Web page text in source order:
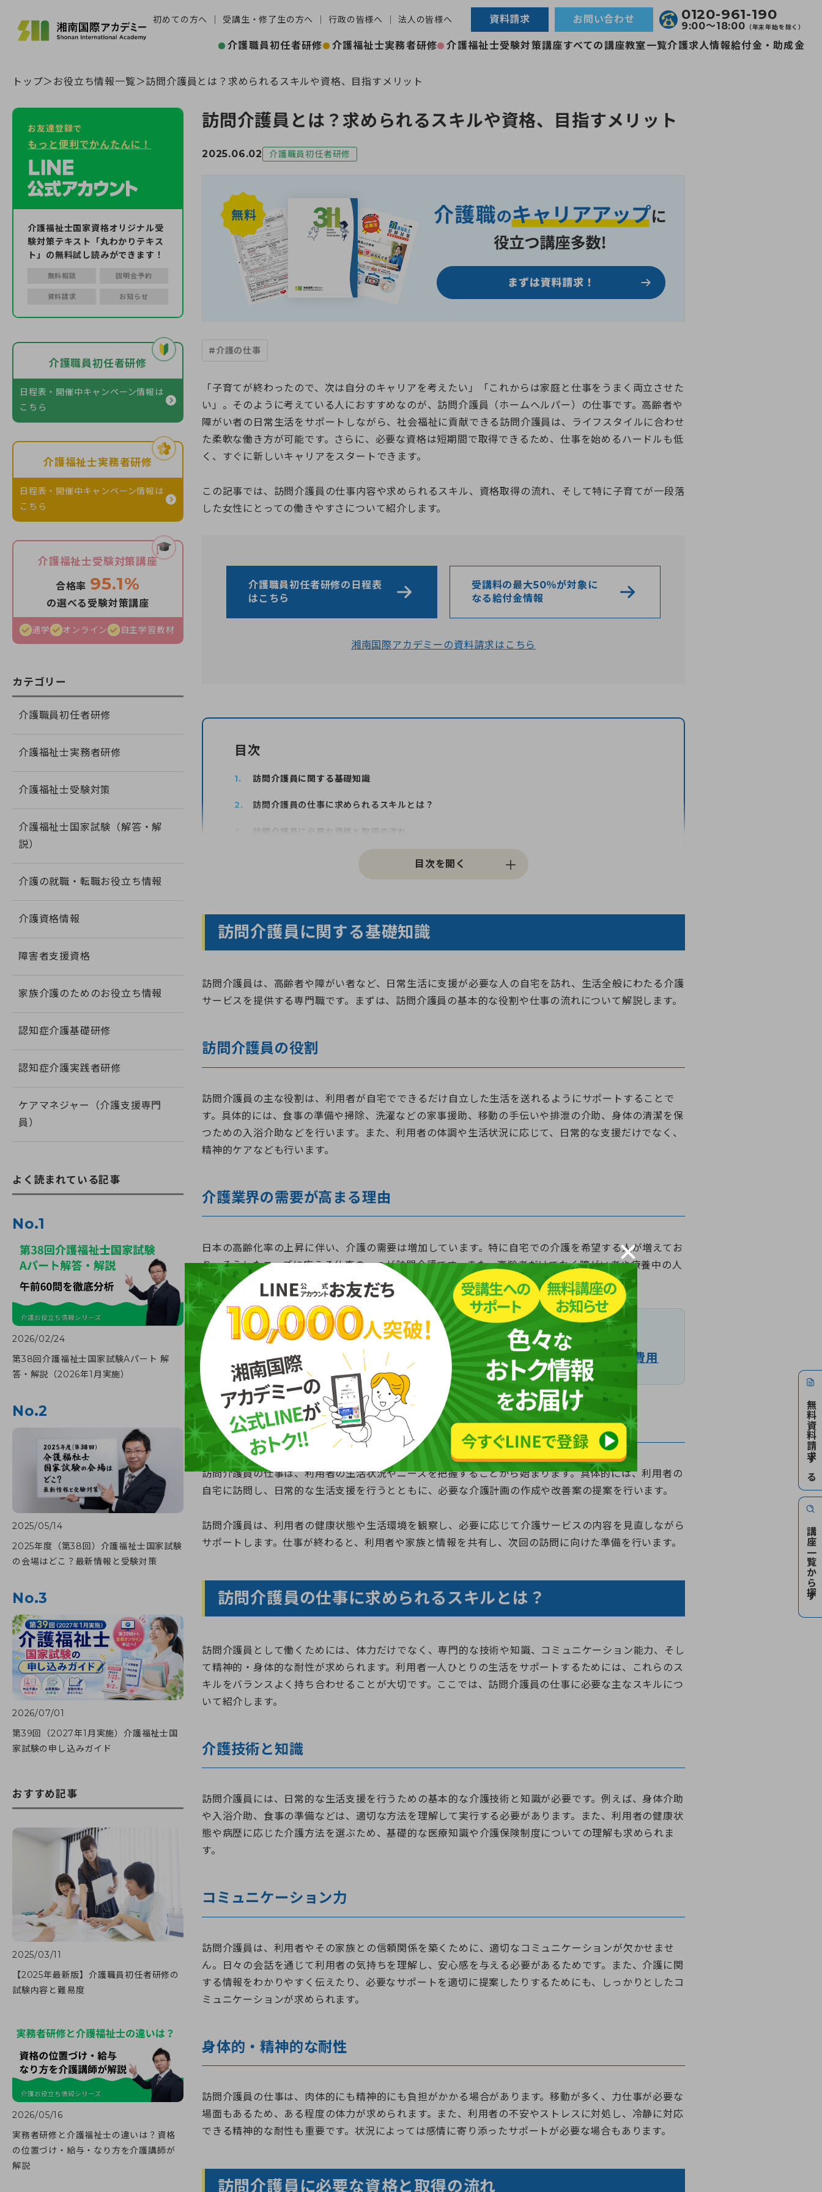
無料資料請求する
講座一覧から探す
初めての方へ 受講生・修了生の方へ 行政の皆様へ 法人の皆様へ 資料請求 お問い合わせ 0120-961-190
9:00〜18:00 （年末年始を除く）
介護職員初任者研修 介護福祉士実務者研修 介護福祉士受験対策講座すべての講座教室一覧介護求人情報給付金・助成金
トップ お役立ち情報一覧 訪問介護員とは？求められるスキルや資格、目指すメリット
お友達登録で
もっと便利でかんたんに！
介護福祉士国家資格オリジナル受
験対策テキスト「丸わかりテキス
ト」の無料試し読みができます！
無料相談 説明会予約
資料請求 お知らせ
介護職員初任者研修
日程表・開催中キャンペーン情報 は
こちら
介護福祉士実務者研修
日程表・開催中キャンペーン情報 は
こちら
介護福祉士受験対策講座
合格率 95.1%
の選べる受験対策講座
通学 オンライン 自主学習教材
カテゴリー
介護職員初任者研修
介護福祉士実務者研修
介護福祉士受験対策
介護福祉士国家試験（解答・解
説）
介護の就職・転職お役立ち情報
介護資格情報
障害者支援資格
家族介護のためのお役立ち情報
認知症介護基礎研修
認知症介護実践者研修
ケアマネジャー（介護支援専門
員）
よく読まれている記事
No.1
2026/02/24
第38回介護福祉士国家試験Aパート 解
答・解説（2026年1月実施）
No.2
2025/05/14
2025年度（第38回）介護福祉士国家試験
の会場はどこ？最新情報と受験対策
No.3
2026/07/01
第39回（2027年1月実施）介護福祉士国
家試験の申し込みガイド
おすすめ記事
2025/03/11
【2025年最新版】介護職員初任者研修の
試験内容と難易度
2026/05/16
実務者研修と介護福祉士の違いは？資格
の位置づけ・給与・なり方を介護講師が
解説
訪問介護員とは？求められるスキルや資格、目指すメリット
2025.06.02 介護職員初任者研修
#介護の仕事
「子育てが終わったので、次は自分のキャリアを考えたい」「これからは家庭と仕事をうまく両立させた
い」。そのように考えている人におすすめなのが、訪問介護員（ホームヘルパー）の仕事です。高齢者や
障がい者の日常生活をサポートしながら、社会福祉に貢献できる訪問介護員は、ライフスタイルに合わせ
た柔軟な働き方が可能です。さらに、必要な資格は短期間で取得できるため、仕事を始めるハードルも低
く、すぐに新しいキャリアをスタートできます。
この記事では、訪問介護員の仕事内容や求められるスキル、資格取得の流れ、そして特に子育てが一段落
した女性にとっての働きやすさについて紹介します。
介護職員初任者研修の日程表
はこちら
受講料の最大50％が対象に
なる給付金情報
湘南国際アカデミーの資料請求はこちら
目次
訪問介護員に関する基礎知識
訪問介護員の仕事に求められるスキルとは？
訪問介護員に必要な資格と取得の流れ
訪問介護員を目指して新しいキャリアを築こう
訪問介護員に関する基礎知識
訪問介護員は、高齢者や障がい者など、日常生活に支援が必要な人の自宅を訪れ、生活全般にわたる介護
サービスを提供する専門職です。まずは、訪問介護員の基本的な役割や仕事の流れについて解説します。
訪問介護員の役割
訪問介護員の主な役割は、利用者が自宅でできるだけ自立した生活を送れるようにサポートすることで
す。具体的には、食事の準備や掃除、洗濯などの家事援助、移動の手伝いや排泄の介助、身体の清潔を保
つための入浴介助などを行います。また、利用者の体調や生活状況に応じて、日常的な支援だけでなく、
精神的ケアなども行います。
介護業界の需要が高まる理由
日本の高齢化率の上昇に伴い、介護の需要は増加しています。特に自宅での介護を希望する人が増えてお
り、そうしたニーズに応える仕事の一つが訪問介護です。また、高齢者だけでなく障がい者や療養中の人
など、多くの人のサポートに対応できるため、訪問介護員の需要は今後も高まるでしょう。
以下の関連記事も読まれています
☑介護職員初任者研修（旧ヘルパー2級）とは？資格の概要・取得方法・費用
訪問介護員の仕事の流れ
訪問介護員の仕事は、利用者の生活状況やニーズを把握することから始まります。具体的には、利用者の
自宅に訪問し、日常的な生活支援を行うとともに、必要な介護計画の作成や改善案の提案を行います。
訪問介護員は、利用者の健康状態や生活環境を観察し、必要に応じて介護サービスの内容を見直しながら
サポートします。仕事が終わると、利用者や家族と情報を共有し、次回の訪問に向けた準備を行います。
訪問介護員の仕事に求められるスキルとは？
訪問介護員として働くためには、体力だけでなく、専門的な技術や知識、コミュニケーション能力、そし
て精神的・身体的な耐性が求められます。利用者一人ひとりの生活をサポートするためには、これらのス
キルをバランスよく持ち合わせることが大切です。ここでは、訪問介護員の仕事に必要な主なスキルにつ
いて紹介します。
介護技術と知識
訪問介護員には、日常的な生活支援を行うための基本的な介護技術と知識が必要です。例えば、身体介助
や入浴介助、食事の準備などは、適切な方法を理解して実行する必要があります。また、利用者の健康状
態や病歴に応じた介護方法を選ぶため、基礎的な医療知識や介護保険制度についての理解も求められま
す。
コミュニケーション力
訪問介護員は、利用者やその家族との信頼関係を築くために、適切なコミュニケーションが欠かせませ
ん。日々の会話を通じて利用者の気持ちを理解し、安心感を与える必要があるためです。また、介護に関
する情報をわかりやすく伝えたり、必要なサポートを適切に提案したりするためにも、しっかりとしたコ
ミュニケーションが求められます。
身体的・精神的な耐性
訪問介護員の仕事は、肉体的にも精神的にも負担がかかる場合があります。移動が多く、力仕事が必要な
場面もあるため、ある程度の体力が求められます。また、利用者の不安やストレスに対処し、冷静に対応
できる精神的な耐性も重要です。状況によっては感情に寄り添ったサポートが必要な場合もあります。
訪問介護員に必要な資格と取得の流れ